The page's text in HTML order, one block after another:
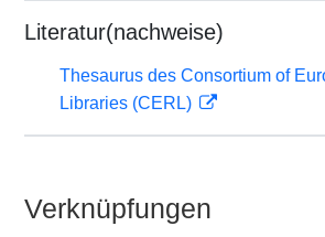
Literatur(nachweise)
Thesaurus des Consortium of
Libraries (CERL)
Verknüpfungen